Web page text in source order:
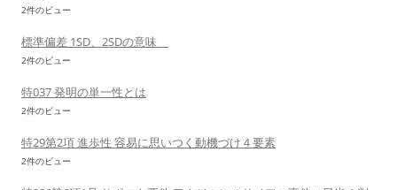
2件のビュー
標準偏差 1SD、2SDの意味
2件のビュー
特037 発明の単一性とは
2件のビュー
特29第2項 進歩性 容易に思いつく動機づけ４要素
2件のビュー